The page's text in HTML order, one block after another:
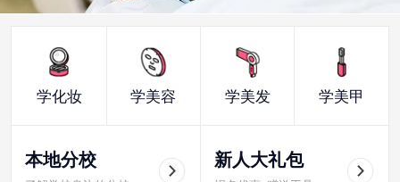
学化妆 学美容 学美发 学美甲
本地分校 新人大礼包